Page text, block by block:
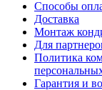
Способы
Доставка
Монтаж
Для
Политика
Гарантия и